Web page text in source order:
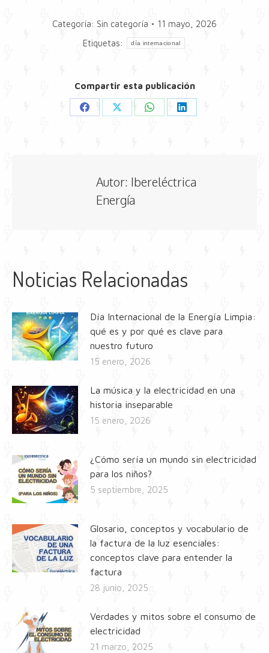
Categoría: Sin categoría
11 mayo, 2026
Etiquetas:
día internacional
Compartir esta publicación
Share
Share
Share
Share
Autor: Ibereléctrica
Energía
Noticias Relacionadas
Día Internacional de la Energía Limpia:
qué es y por qué es clave para
nuestro futuro
15 enero, 2026
La música y la electricidad en una
historia inseparable
15 enero, 2026
¿Cómo sería un mundo sin electricidad
para los niños?
5 septiembre, 2025
Glosario, conceptos y vocabulario de
la factura de la luz esenciales:
conceptos clave para entender la
factura
28 junio, 2025
Verdades y mitos sobre el consumo de
electricidad
21 marzo, 2025